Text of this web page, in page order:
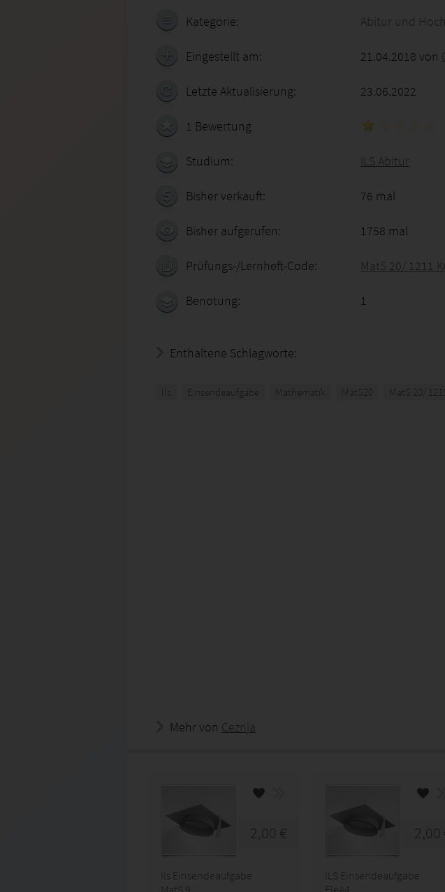
Kategorie: Abitur und
Eingestellt am: 21.04.2018 von
Letzte Aktualisierung: 23.06.2022
1 Bewertung
Studium: ILS Abitur
Bisher verkauft: 76 mal
Bisher aufgerufen: 1758 mal
Prüfungs-/Lernheft-Code: MatS 20/ 1211
Benotung: 1
Enthaltene Schlagworte:
Ils Einsendeaufgabe Mathematik MatS20 MatS 20/
Mehr von Ceznja
2,00 €
Ils Einsendeaufgabe
MatS 9
2,00
ILS Einsendeaufgabe
EleA4